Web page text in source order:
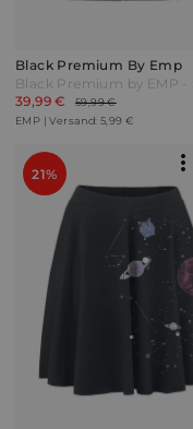
Black Premium By Emp
39,99 €
59,99 €
EMP | Versand: 5,99 €
21%